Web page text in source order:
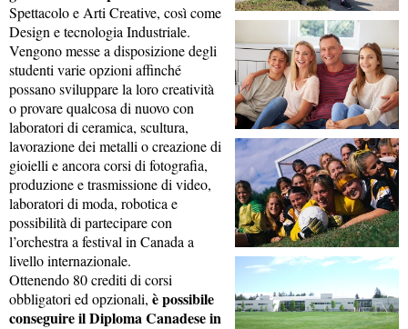
Spettacolo e Arti Creative, così come
Design e tecnologia Industriale.
Vengono messe a disposizione degli
studenti varie opzioni affinché
possano sviluppare la loro creatività
o provare qualcosa di nuovo con
laboratori di ceramica, scultura,
lavorazione dei metalli o creazione di
gioielli e ancora corsi di fotografia,
produzione e trasmissione di video,
laboratori di moda, robotica e
possibilità di partecipare con
l’orchestra a festival in Canada a
livello internazionale.
Ottenendo 80 crediti di corsi
obbligatori ed opzionali, è possibile
conseguire il Diploma Canadese in